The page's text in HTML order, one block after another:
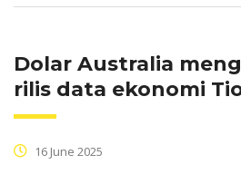
Dolar Australia
rilis data ekonomi
16 June 2025